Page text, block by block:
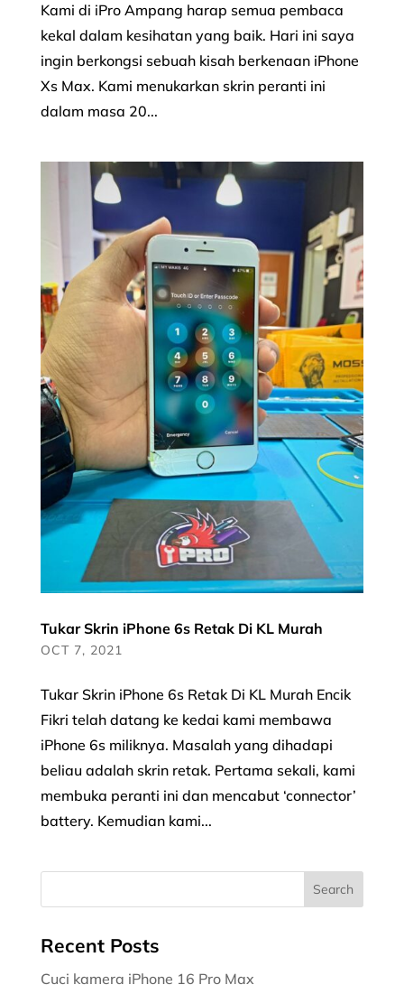
Kami di iPro Ampang harap semua pembaca
kekal dalam kesihatan yang baik. Hari ini saya
ingin berkongsi sebuah kisah berkenaan iPhone
Xs Max. Kami menukarkan skrin peranti ini
dalam masa 20...
Tukar Skrin iPhone 6s Retak Di KL Murah
OCT 7, 2021
Tukar Skrin iPhone 6s Retak Di KL Murah Encik
Fikri telah datang ke kedai kami membawa
iPhone 6s miliknya. Masalah yang dihadapi
beliau adalah skrin retak. Pertama sekali, kami
membuka peranti ini dan mencabut ‘connector’
battery. Kemudian kami...
Recent Posts
Cuci kamera iPhone 16 Pro Max